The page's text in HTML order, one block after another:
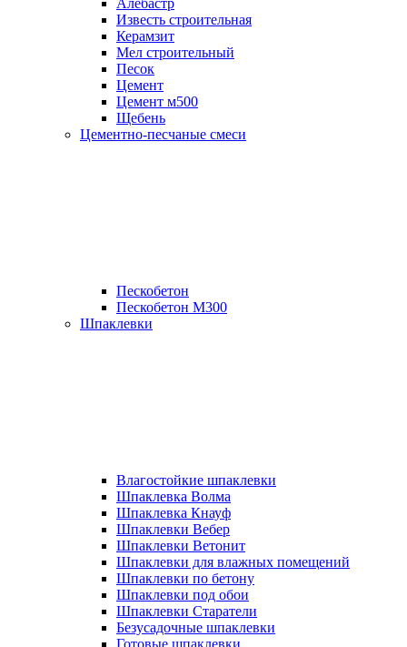
Алебастр
Известь строительная
Керамзит
Мел строительный
Песок
Цемент
Цемент м500
Щебень
Цементно-песчаные смеси
Пескобетон
Пескобетон М300
Шпаклевки
Влагостойкие шпаклевки
Шпаклевка Волма
Шпаклевка Кнауф
Шпаклевки Вебер
Шпаклевки Ветонит
Шпаклевки для влажных помещений
Шпаклевки по бетону
Шпаклевки под обои
Шпаклевки Старатели
Безусадочные шпаклевки
Готовые шпаклевки